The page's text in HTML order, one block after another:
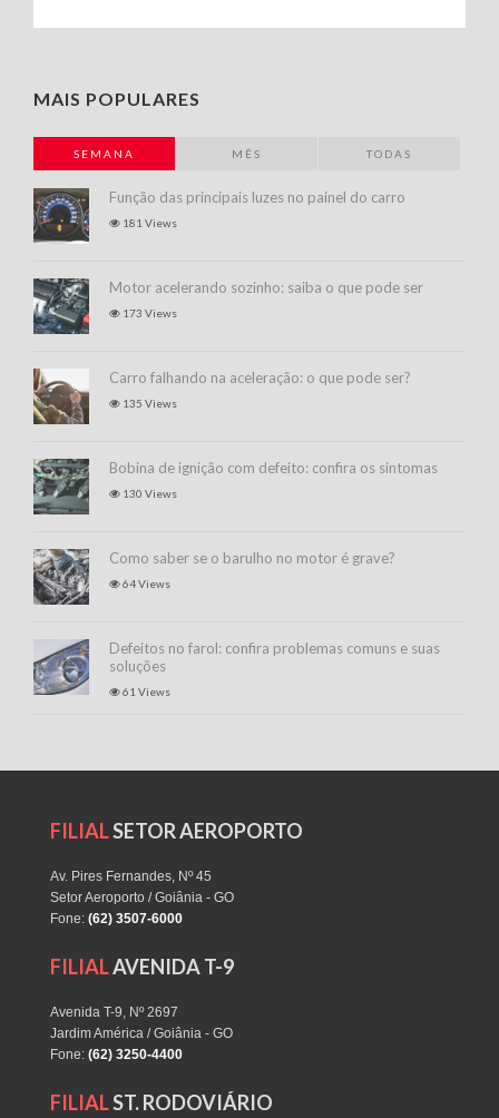
MAIS POPULARES
SEMANA MÊS TODAS
Função das principais luzes no painel do carro
181 Views
Motor acelerando sozinho: saiba o que pode ser
173 Views
Carro falhando na aceleração: o que pode ser?
135 Views
Bobina de ignição com defeito: confira os sintomas
130 Views
Como saber se o barulho no motor é grave?
64 Views
Defeitos no farol: confira problemas comuns e suas
soluções
61 Views
FILIALSETOR AEROPORTO
Av. Pires Fernandes, Nº 45
Setor Aeroporto / Goiânia - GO
Fone: (62) 3507-6000
FILIALAVENIDA T-9
Avenida T-9, Nº 2697
Jardim América / Goiânia - GO
Fone: (62) 3250-4400
FILIALST. RODOVIÁRIO